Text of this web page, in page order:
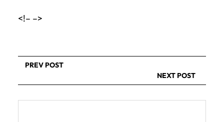
<!– –>
PREV POST
NEXT POST